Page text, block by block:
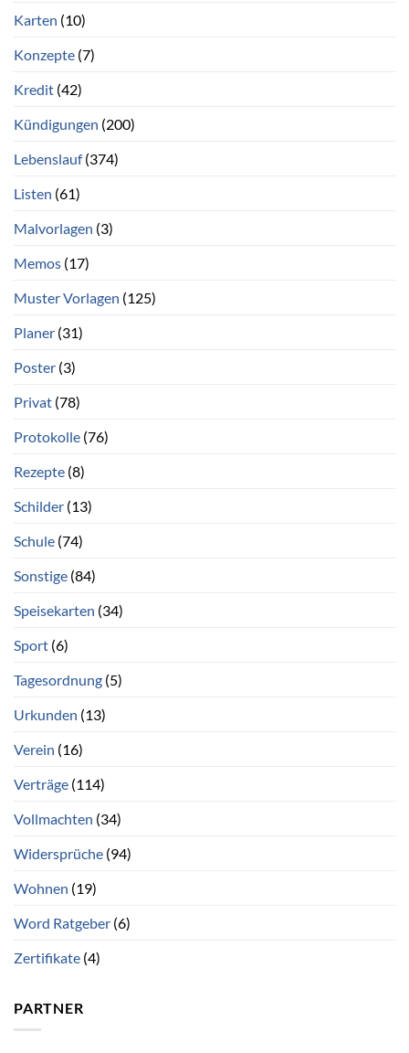
Karten (10)
Konzepte (7)
Kredit (42)
Kündigungen (200)
Lebenslauf(374)
Listen (61)
Malvorlagen (3)
Memos (17)
Muster Vorlagen (125)
Planer (31)
Poster (3)
Privat (78)
Protokolle (76)
Rezepte (8)
Schilder (13)
Schule (74)
Sonstige (84)
Speisekarten (34)
Sport (6)
Tagesordnung (5)
Urkunden (13)
Verein (16)
Verträge (114)
Vollmachten (34)
Widersprüche (94)
Wohnen (19)
Word Ratgeber (6)
Zertifikate (4)
PARTNER